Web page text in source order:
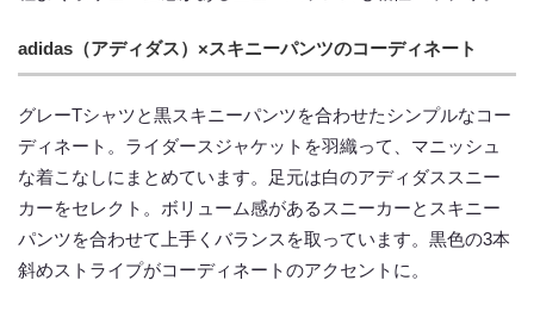
adidas（アディダス）×スキニーパンツのコーディネート
グレーTシャツと黒スキニーパンツを合わせたシンプルなコー
ディネート。ライダースジャケットを羽織って、マニッシュ
な着こなしにまとめています。足元は白のアディダススニー
カーをセレクト。ボリューム感があるスニーカーとスキニー
パンツを合わせて上手くバランスを取っています。黒色の3本
斜めストライプがコーディネートのアクセントに。